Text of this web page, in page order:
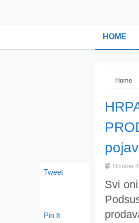
HOME
Home
October
Svi
Tweet
Pin It